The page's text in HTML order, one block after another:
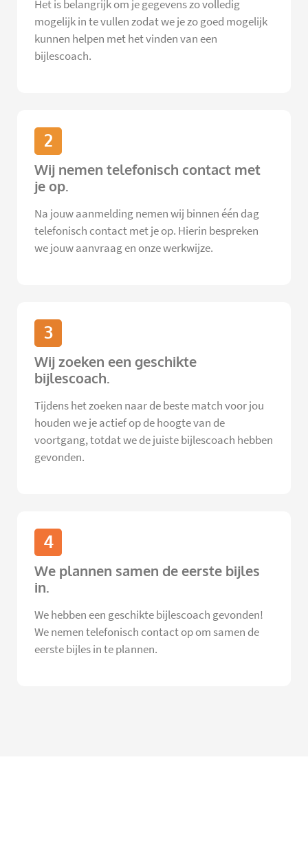
Het is belangrijk om je gegevens zo volledig
mogelijk in te vullen zodat we je zo goed mogelijk
kunnen helpen met het vinden van een
bijlescoach.
2
Wij nemen telefonisch contact met
je op.
Na jouw aanmelding nemen wij binnen één dag
telefonisch contact met je op. Hierin bespreken
we jouw aanvraag en onze werkwijze.
3
Wij zoeken een geschikte
bijlescoach.
Tijdens het zoeken naar de beste match voor jou
houden we je actief op de hoogte van de
voortgang, totdat we de juiste bijlescoach hebben
gevonden.
4
We plannen samen de eerste bijles
in.
We hebben een geschikte bijlescoach gevonden!
We nemen telefonisch contact op om samen de
eerste bijles in te plannen.